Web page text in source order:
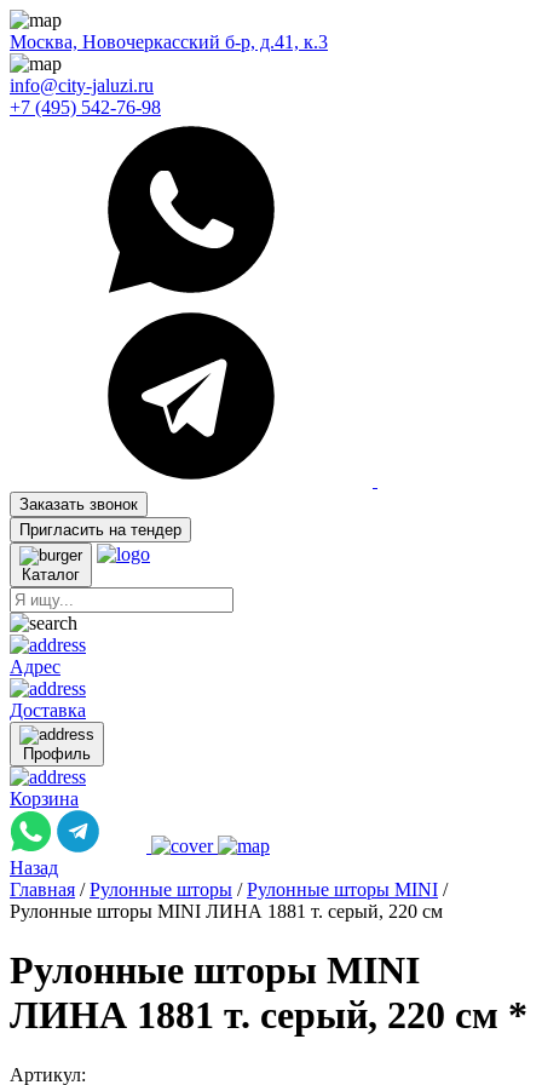
Москва, Новочеркасский б-р, д.41, к.3
info@city-jaluzi.ru
+7 (495) 542-76-98
Заказать звонок
Пригласить на тендер
Каталог
Адрес
Доставка
Профиль
Корзина
Назад
Главная / Рулонные шторы / Рулонные шторы MINI /
Рулонные шторы MINI ЛИНА 1881 т. серый, 220 см
Рулонные шторы MINI
ЛИНА 1881 т. серый, 220 см *
Артикул: